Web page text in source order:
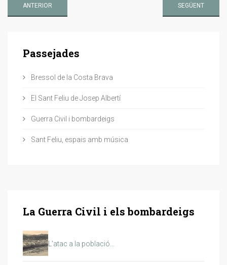
ANTERIOR SEGÜENT
Passejades
Bressol de la Costa Brava
El Sant Feliu de Josep Albertí
Guerra Civil i bombardeigs
Sant Feliu, espais amb música
La Guerra Civil i els bombardeigs
L’atac a la població…